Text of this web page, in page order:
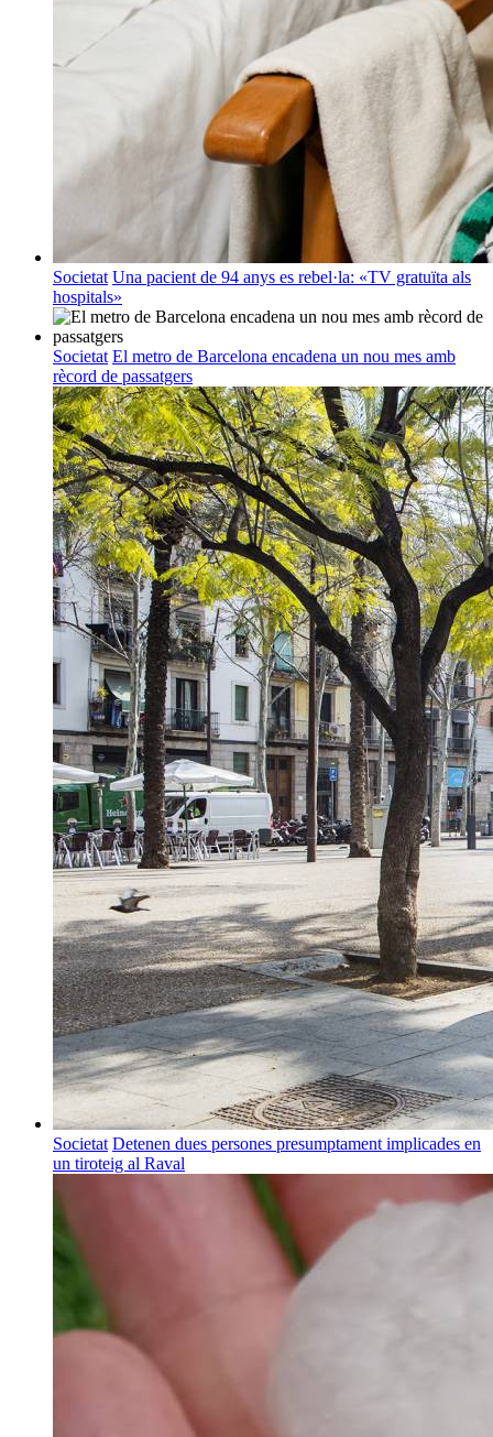
Societat Una pacient de 94 anys es rebel·la: «TV gratuïta als
hospitals»
Societat El metro de Barcelona encadena un nou mes amb
rècord de passatgers
Societat Detenen dues persones presumptament implicades en
un tiroteig al Raval